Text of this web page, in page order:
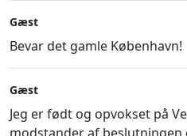
Gæst
Bevar det gamle København!
Gæst
Jeg er født og opvokset på